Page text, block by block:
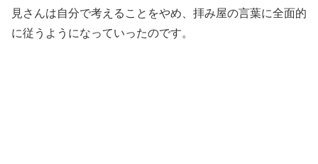
見さんは自分で考えることをやめ、拝み屋の言葉に全面的
に従うようになっていったのです。